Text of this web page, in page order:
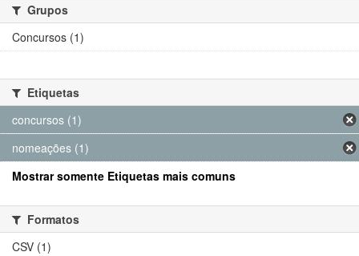
Grupos
Concursos (1)
Etiquetas
concursos (1)
nomeações (1)
Mostrar somente Etiquetas mais comuns
Formatos
CSV (1)